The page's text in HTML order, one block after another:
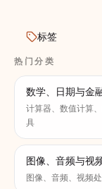
标签
热门分类
数学、日期与金
计算器、数值计算
具
图像、音频与视
图像、音频、视频